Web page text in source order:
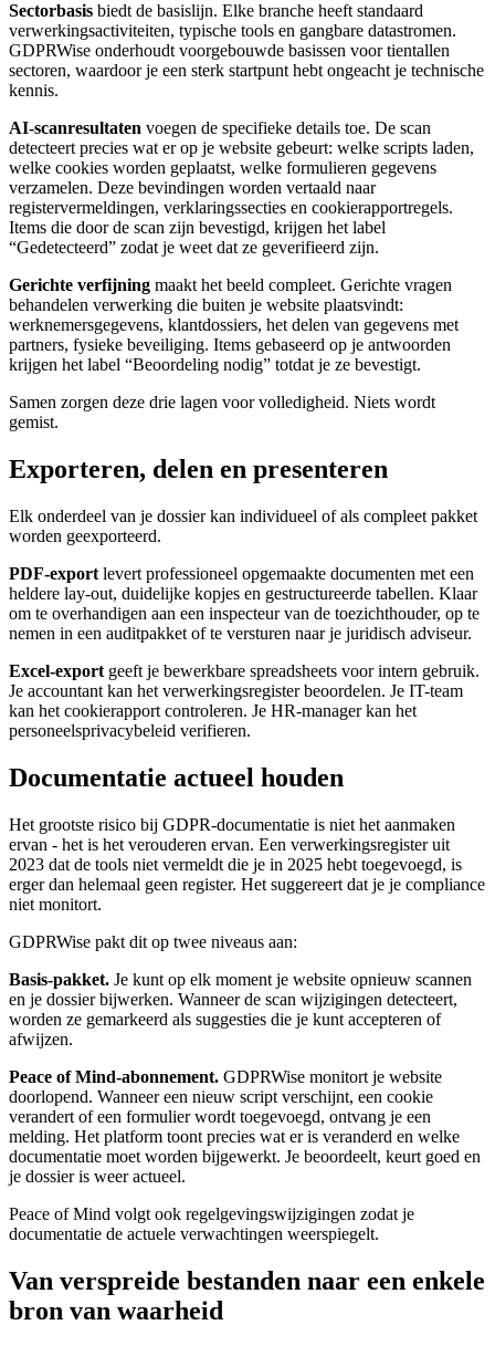
Sectorbasis biedt de basislijn. Elke branche heeft standaard
verwerkingsactiviteiten, typische tools en gangbare datastromen.
GDPRWise onderhoudt voorgebouwde basissen voor tientallen
sectoren, waardoor je een sterk startpunt hebt ongeacht je technische
kennis.
AI-scanresultaten voegen de specifieke details toe. De scan
detecteert precies wat er op je website gebeurt: welke scripts laden,
welke cookies worden geplaatst, welke formulieren gegevens
verzamelen. Deze bevindingen worden vertaald naar
registervermeldingen, verklaringssecties en cookierapportregels.
Items die door de scan zijn bevestigd, krijgen het label
“Gedetecteerd” zodat je weet dat ze geverifieerd zijn.
Gerichte verfijning maakt het beeld compleet. Gerichte vragen
behandelen verwerking die buiten je website plaatsvindt:
werknemersgegevens, klantdossiers, het delen van gegevens met
partners, fysieke beveiliging. Items gebaseerd op je antwoorden
krijgen het label “Beoordeling nodig” totdat je ze bevestigt.
Samen zorgen deze drie lagen voor volledigheid. Niets wordt
gemist.
Exporteren, delen en presenteren
Elk onderdeel van je dossier kan individueel of als compleet pakket
worden geexporteerd.
PDF-export levert professioneel opgemaakte documenten met een
heldere lay-out, duidelijke kopjes en gestructureerde tabellen. Klaar
om te overhandigen aan een inspecteur van de toezichthouder, op te
nemen in een auditpakket of te versturen naar je juridisch adviseur.
Excel-export geeft je bewerkbare spreadsheets voor intern gebruik.
Je accountant kan het verwerkingsregister beoordelen. Je IT-team
kan het cookierapport controleren. Je HR-manager kan het
personeelsprivacybeleid verifieren.
Documentatie actueel houden
Het grootste risico bij GDPR-documentatie is niet het aanmaken
ervan - het is het verouderen ervan. Een verwerkingsregister uit
2023 dat de tools niet vermeldt die je in 2025 hebt toegevoegd, is
erger dan helemaal geen register. Het suggereert dat je je compliance
niet monitort.
GDPRWise pakt dit op twee niveaus aan:
Basis-pakket. Je kunt op elk moment je website opnieuw scannen
en je dossier bijwerken. Wanneer de scan wijzigingen detecteert,
worden ze gemarkeerd als suggesties die je kunt accepteren of
afwijzen.
Peace of Mind-abonnement. GDPRWise monitort je website
doorlopend. Wanneer een nieuw script verschijnt, een cookie
verandert of een formulier wordt toegevoegd, ontvang je een
melding. Het platform toont precies wat er is veranderd en welke
documentatie moet worden bijgewerkt. Je beoordeelt, keurt goed en
je dossier is weer actueel.
Peace of Mind volgt ook regelgevingswijzigingen zodat je
documentatie de actuele verwachtingen weerspiegelt.
Van verspreide bestanden naar een enkele
bron van waarheid